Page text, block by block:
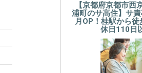
【京都府京都市西
浦町のサ高住】サ
月OP！桂駅から
休日110日